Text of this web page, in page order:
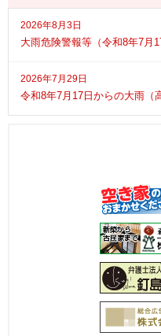
2026年8月3日
大雨危険警報等（令和8年7月
2026年7月29日
令和8年7月17日からの大雨（